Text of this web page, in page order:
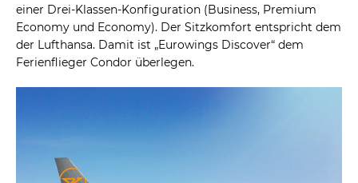
einer Drei-Klassen-Konfiguration (Business, Premium
Economy und Economy). Der Sitzkomfort entspricht dem
der Lufthansa. Damit ist „Eurowings Discover“ dem
Ferienflieger Condor überlegen.